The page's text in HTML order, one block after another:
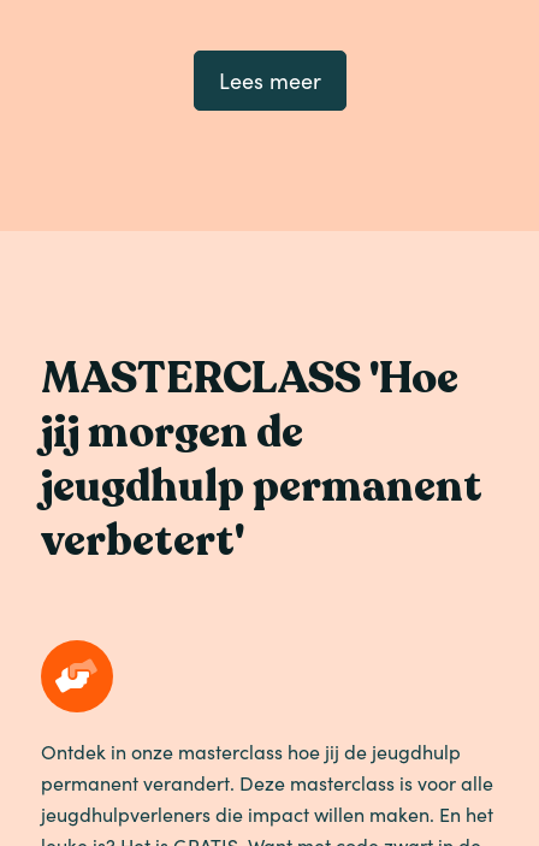
Lees meer
MASTERCLASS 'Hoe
jij morgen de
jeugdhulp permanent
verbetert'
Ontdek in onze masterclass hoe jij de jeugdhulp
permanent verandert. Deze masterclass is voor alle
jeugdhulpverleners die impact willen maken. En het